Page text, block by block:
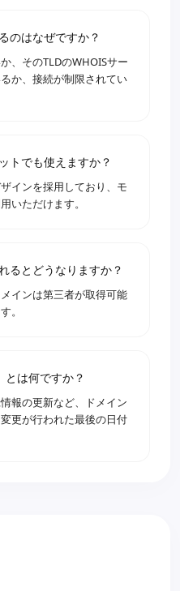
のはなぜですか？
、そのTLDのWHOISサー
か、接続が制限されてい
トでも使えますか？
インを採用しており、モ
いただけます。
るとどうなりますか？
インは第三者が取得可能
。
は何ですか？
報の更新など、ドメイン
更が行われた最後の日付